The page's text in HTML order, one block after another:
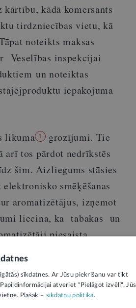
kādā komersants
tirdzniecības vietu, kā
noteikts maksas
Veselības inspekcijai
un noteiktas
iepakojuma
likuma 1
grozījumi. Tie
arī tos pārdot nedrīkstēs
šim. Aizliegums stāsies
smēķēšanas
aromatizētājus, izņemot
liecina, ka tabakas un
piesaista
priekšstatu par
gan tie ietekmē veselību
sīkdatnes. Ar Jūsu piekrišanu var tikt
atveriet "Pielāgot izvēli". Jūs
Plašāk – sīkdatņu politikā.